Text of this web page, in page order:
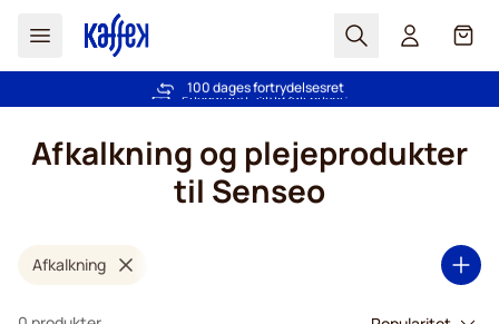
Søg Cart
Fri fragt ved køb over 349 kr.
100 dages fortrydelsesret
Afkalkning og plejeprodukter
til Senseo
Afkalkning